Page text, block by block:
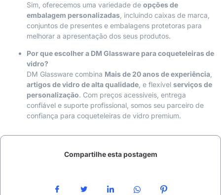
Sim, oferecemos uma variedade de opções de
embalagem personalizadas , incluindo caixas de marca,
conjuntos de presentes e embalagens protetoras para
melhorar a apresentação dos seus produtos.
Por que escolher a DM Glassware para coqueteleiras de
vidro?
DM Glassware combina Mais de 20 anos de experiência,
artigos de vidro de alta qualidade, e flexível serviços de
personalização. Com preços acessíveis, entrega
confiável e suporte profissional, somos seu parceiro de
confiança para coqueteleiras de vidro premium.
Compartilhe esta postagem